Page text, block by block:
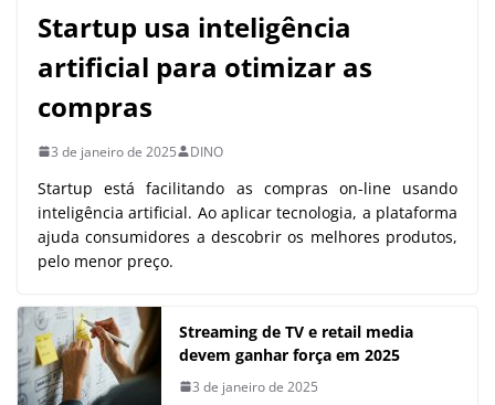
Startup usa inteligência
artificial para otimizar as
compras
3 de janeiro de 2025 DINO
Startup está facilitando as compras on-line usando
inteligência artificial. Ao aplicar tecnologia, a plataforma
ajuda consumidores a descobrir os melhores produtos,
pelo menor preço.
Streaming de TV e retail media
devem ganhar força em 2025
3 de janeiro de 2025